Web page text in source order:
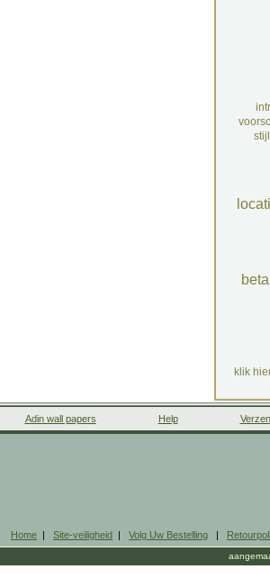
klik
Adin wall papers Help
Home | Site-veiligheid | Volg Uw Bestelling |